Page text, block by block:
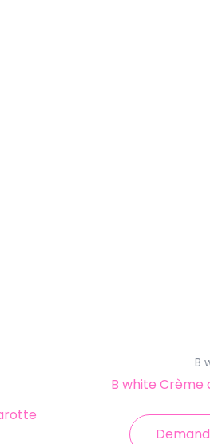
B
B white